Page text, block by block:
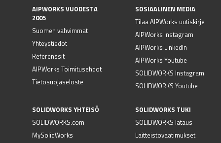
AIPWORKS VUODESTA
2005
Suomen vahvimmat
Yhteystiedot
Referenssit
AIPWorks Toimitusehdot
Tietosuojaseloste
SOSIAALINEN MEDIA
Tilaa AIPWorks uutiskirje
AIPWorks Instagram
AIPWorks LinkedIn
AIPWorks Youtube
SOLIDWORKS Instagram
SOLIDWORKS Youtube
SOLIDWORKS YHTEISÖ
SOLIDWORKS.com
MySolidWorks
SOLIDWORKS TUKI
SOLIDWORKS lataus
Laitteistovaatimukset